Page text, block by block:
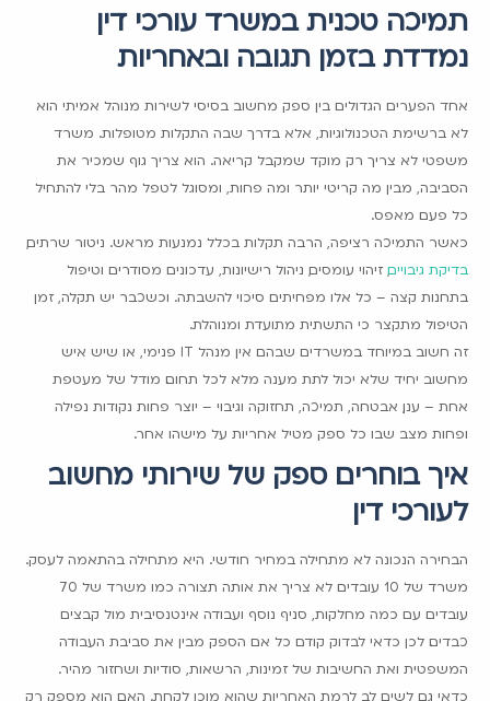
תמיכה טכנית במשרד עורכי דין
נמדדת בזמן תגובה ובאחריות
אחד הפערים הגדולים בין ספק מחשוב בסיסי לשירות מנוהל אמיתי הוא
לא ברשימת הטכנולוגיות, אלא בדרך שבה התקלות מטופלות. משרד
משפטי לא צריך רק מוקד שמקבל קריאה. הוא צריך גוף שמכיר את
הסביבה, מבין מה קריטי יותר ומה פחות, ומסוגל לטפל מהר בלי להתחיל
כל פעם מאפס.
כאשר התמיכה רציפה, הרבה תקלות בכלל נמנעות מראש. ניטור שרתים,
בדיקת גיבויים, זיהוי עומסים, ניהול רישיונות, עדכונים מסודרים וטיפול
בתחנות קצה – כל אלו מפחיתים סיכוי להשבתה. וכשכבר יש תקלה, זמן
הטיפול מתקצר כי התשתית מתועדת ומנוהלת.
זה חשוב במיוחד במשרדים שבהם אין מנהל IT פנימי, או שיש איש
מחשוב יחיד שלא יכול לתת מענה מלא לכל תחום. מודל של מעטפת
אחת – ענן, אבטחה, תמיכה, תחזוקה וגיבוי – יוצר פחות נקודות נפילה
ופחות מצב שבו כל ספק מטיל אחריות על מישהו אחר.
איך בוחרים ספק של שירותי מחשוב
לעורכי דין
הבחירה הנכונה לא מתחילה במחיר חודשי. היא מתחילה בהתאמה לעסק.
משרד של 10 עובדים לא צריך את אותה תצורה כמו משרד של 70
עובדים עם כמה מחלקות, סניף נוסף ועבודה אינטנסיבית מול קבצים
כבדים. לכן כדאי לבדוק קודם כל אם הספק מבין את סביבת העבודה
המשפטית ואת החשיבות של זמינות, הרשאות, סודיות ושחזור מהיר.
כדאי גם לשים לב לרמת האחריות שהוא מוכן לקחת. האם הוא מספק רק